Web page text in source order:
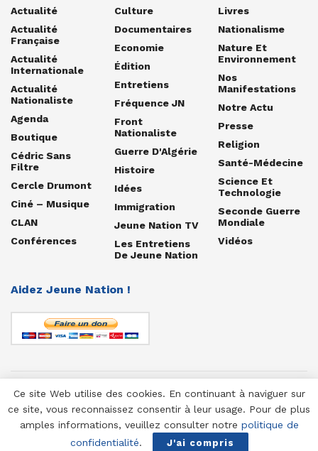
Actualité
Actualité
Française
Actualité
Internationale
Actualité
Nationaliste
Agenda
Boutique
Cédric Sans
Filtre
Cercle Drumont
Ciné – Musique
CLAN
Conférences
Culture
Documentaires
Economie
Édition
Entretiens
Fréquence JN
Front
Nationaliste
Guerre D'Algérie
Histoire
Idées
Immigration
Jeune Nation TV
Les Entretiens
De Jeune Nation
Livres
Nationalisme
Nature Et
Environnement
Nos
Manifestations
Notre Actu
Presse
Religion
Santé-Médecine
Science Et
Technologie
Seconde Guerre
Mondiale
Vidéos
Aidez Jeune Nation !
© 1958-2025 Jeune Nation
Ce site Web utilise des cookies. En continuant à naviguer sur
ce site, vous reconnaissez consentir à leur usage. Pour de plus
amples informations, veuillez consulter notre politique de
confidentialité. J'ai compris